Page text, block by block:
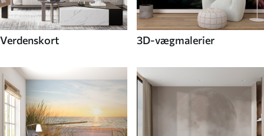
Verdenskort 3D-vægmalerier